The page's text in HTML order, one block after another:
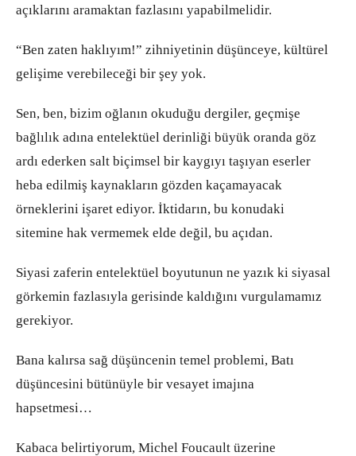
açıklarını aramaktan fazlasını yapabilmelidir.
“Ben zaten haklıyım!” zihniyetinin düşünceye, kültürel
gelişime verebileceği bir şey yok.
Sen, ben, bizim oğlanın okuduğu dergiler, geçmişe
bağlılık adına entelektüel derinliği büyük oranda göz
ardı ederken salt biçimsel bir kaygıyı taşıyan eserler
heba edilmiş kaynakların gözden kaçamayacak
örneklerini işaret ediyor. İktidarın, bu konudaki
sitemine hak vermemek elde değil, bu açıdan.
Siyasi zaferin entelektüel boyutunun ne yazık ki siyasal
görkemin fazlasıyla gerisinde kaldığını vurgulamamız
gerekiyor.
Bana kalırsa sağ düşüncenin temel problemi, Batı
düşüncesini bütünüyle bir vesayet imajına
hapsetmesi…
Kabaca belirtiyorum, Michel Foucault üzerine